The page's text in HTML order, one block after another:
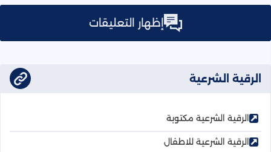
إظهار التعليقات
الرقية الشرعية
الرقية الشرعية مكتوبة
الرقية الشرعية للاطفال